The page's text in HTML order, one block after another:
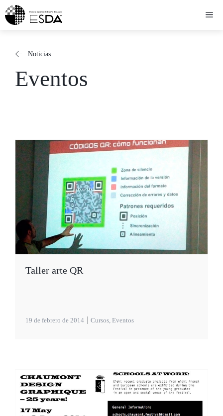
Saltar
Noticias
Eventos
Taller arte QR
19 de febrero de 2014 Cursos, Eventos